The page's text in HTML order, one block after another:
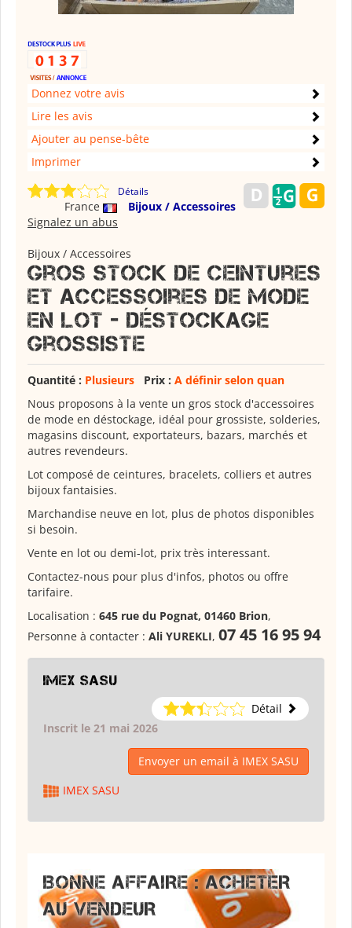
Donnez votre avis
Lire les avis
Ajouter au pense-bête
Imprimer
Détails
France
Bijoux / Accessoires
Signalez un abus
Bijoux / Accessoires
Gros stock de ceintures
et accessoires de mode
en lot - déstockage
grossiste
Quantité : Plusieurs Prix : A définir selon quan
Nous proposons à la vente un gros stock d'accessoires
de mode en déstockage, idéal pour grossiste, solderies,
magasins discount, exportateurs, bazars, marchés et
autres revendeurs.
Lot composé de ceintures, bracelets, colliers et autres
bijoux fantaisies.
Marchandise neuve en lot, plus de photos disponibles
si besoin.
Vente en lot ou demi-lot, prix très interessant.
Contactez-nous pour plus d'infos, photos ou offre
tarifaire.
Localisation : 645 rue du Pognat, 01460 Brion,
Personne à contacter : Ali YUREKLI, 07 45 16 95 94
IMEX SASU
Détail
Inscrit le 21 mai 2026
Envoyer un email à IMEX SASU
IMEX SASU
BONNE AFFAIRE : ACHETER
AU VENDEUR